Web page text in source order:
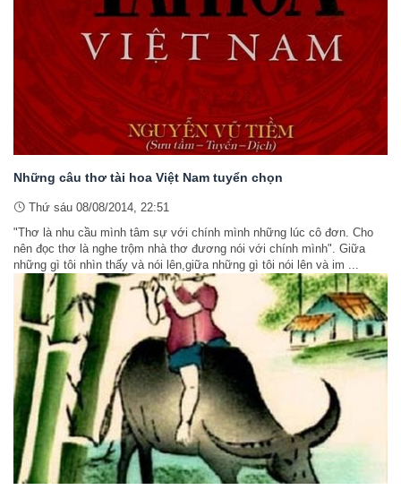
Những câu thơ tài hoa Việt Nam tuyển chọn
Thứ sáu 08/08/2014, 22:51
"Thơ là nhu cầu mình tâm sự với chính mình những lúc cô đơn. Cho
nên đọc thơ là nghe trộm nhà thơ đương nói với chính mình". Giữa
những gì tôi nhìn thấy và nói lên,giữa những gì tôi nói lên và im ...